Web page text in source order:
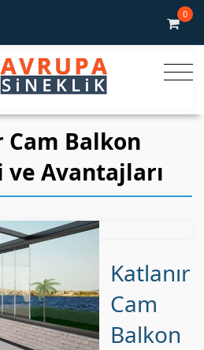
0
Cam Balkon
Avantajları
Katlanır
Cam
Balkon